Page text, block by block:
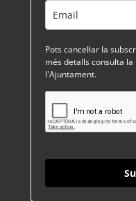
Pots cancel·lar la
més detalls consulta
l'Ajuntament.